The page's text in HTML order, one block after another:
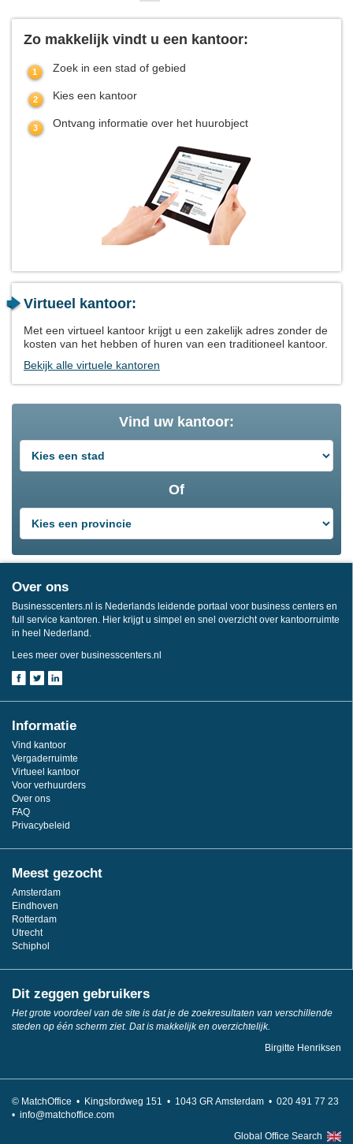
Zo makkelijk vindt u een kantoor:
Zoek in een stad of gebied
Kies een kantoor
Ontvang informatie over het huurobject
Virtueel kantoor:
Met een virtueel kantoor krijgt u een zakelijk adres zonder de
kosten van het hebben of huren van een traditioneel kantoor.
Bekijk alle virtuele kantoren
Vind uw kantoor:
Of
Over ons
Businesscenters.nl is Nederlands leidende portaal voor business centers en
full service kantoren. Hier krijgt u simpel en snel overzicht over kantoorruimte
in heel Nederland.
Lees meer over businesscenters.nl
Informatie
Vind kantoor
Vergaderruimte
Virtueel kantoor
Voor verhuurders
Over ons
FAQ
Privacybeleid
Meest gezocht
Amsterdam
Eindhoven
Rotterdam
Utrecht
Schiphol
Dit zeggen gebruikers
Het grote voordeel van de site is dat je de zoekresultaten van verschillende
steden op één scherm ziet. Dat is makkelijk en overzichtelijk.
Birgitte Henriksen
© MatchOffice • Kingsfordweg 151 • 1043 GR Amsterdam • 020 491 77 23
• info@matchoffice.com
Global Office Search